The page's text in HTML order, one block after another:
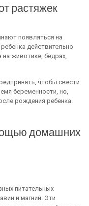
растяжек
появляться на
действительно
животике, бедрах,
чтобы свести
беременности, но,
рождения ребенка.
домашних
питательных
и магний. Эти